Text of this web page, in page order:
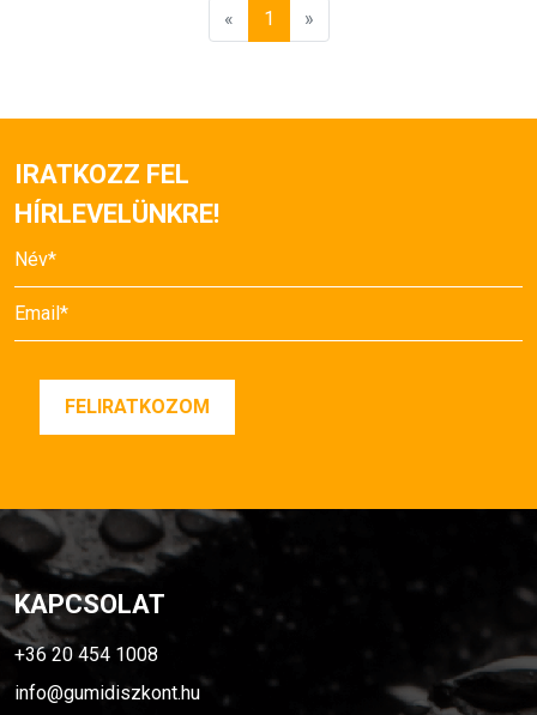
« 1 »
IRATKOZZ FEL
HÍRLEVELÜNKRE!
KAPCSOLAT
+36 20 454 1008
info@gumidiszkont.hu